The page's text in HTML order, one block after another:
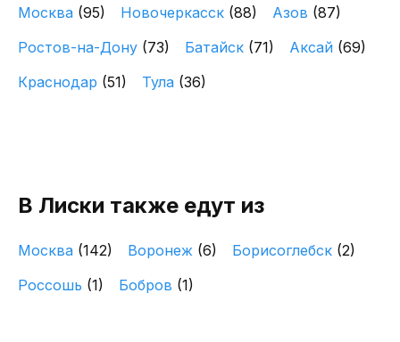
Москва (95) Новочеркасск (88) Азов (87)
Ростов-на-Дону (73) Батайск (71) Аксай (69)
Краснодар (51) Тула (36)
В Лиски также едут из
Москва (142) Воронеж (6) Борисоглебск (2)
Россошь (1) Бобров (1)